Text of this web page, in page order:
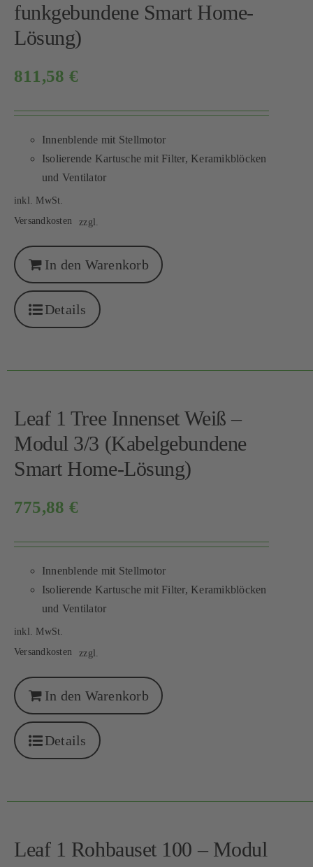
funkgebundene Smart Home-
Lösung)
811,58 €
Innenblende mit Stellmotor
Isolierende Kartusche mit Filter, Keramikblöcken
und Ventilator
inkl. MwSt.
zzgl.
Versandkosten
In den Warenkorb
Details
Leaf 1 Tree Innenset Weiß –
Modul 3/3 (Kabelgebundene
Smart Home-Lösung)
775,88 €
Innenblende mit Stellmotor
Isolierende Kartusche mit Filter, Keramikblöcken
und Ventilator
inkl. MwSt.
zzgl.
Versandkosten
In den Warenkorb
Details
Leaf 1 Rohbauset 100 – Modul